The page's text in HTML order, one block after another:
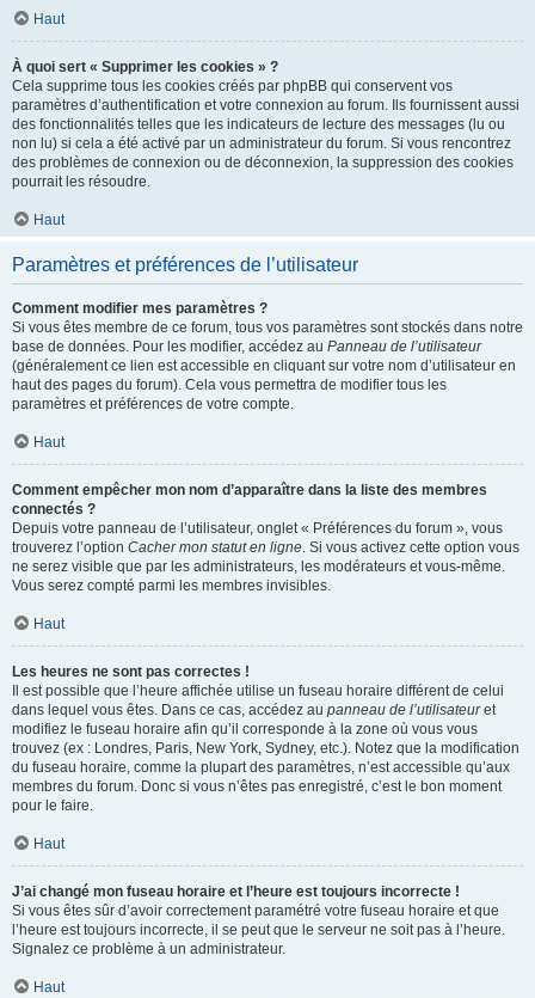
Haut
À quoi sert « Supprimer les cookies » ?
Cela supprime tous les cookies créés par phpBB qui conservent vos
paramètres d’authentification et votre connexion au forum. Ils fournissent aussi
des fonctionnalités telles que les indicateurs de lecture des messages (lu ou
non lu) si cela a été activé par un administrateur du forum. Si vous rencontrez
des problèmes de connexion ou de déconnexion, la suppression des cookies
pourrait les résoudre.
Haut
Paramètres et préférences de l’utilisateur
Comment modifier mes paramètres ?
Si vous êtes membre de ce forum, tous vos paramètres sont stockés dans notre
base de données. Pour les modifier, accédez au Panneau de l’utilisateur
(généralement ce lien est accessible en cliquant sur votre nom d’utilisateur en
haut des pages du forum). Cela vous permettra de modifier tous les
paramètres et préférences de votre compte.
Haut
Comment empêcher mon nom d’apparaître dans la liste des membres
connectés ?
Depuis votre panneau de l’utilisateur, onglet « Préférences du forum », vous
trouverez l’option Cacher mon statut en ligne. Si vous activez cette option vous
ne serez visible que par les administrateurs, les modérateurs et vous-même.
Vous serez compté parmi les membres invisibles.
Haut
Les heures ne sont pas correctes !
Il est possible que l’heure affichée utilise un fuseau horaire différent de celui
dans lequel vous êtes. Dans ce cas, accédez au panneau de l’utilisateuret
modifiez le fuseau horaire afin qu’il corresponde à la zone où vous vous
trouvez (ex : Londres, Paris, New York, Sydney, etc.). Notez que la modification
du fuseau horaire, comme la plupart des paramètres, n’est accessible qu’aux
membres du forum. Donc si vous n’êtes pas enregistré, c’est le bon moment
pour le faire.
Haut
J’ai changé mon fuseau horaire et l’heure est toujours incorrecte !
Si vous êtes sûr d’avoir correctement paramétré votre fuseau horaire et que
l’heure est toujours incorrecte, il se peut que le serveur ne soit pas à l’heure.
Signalez ce problème à un administrateur.
Haut